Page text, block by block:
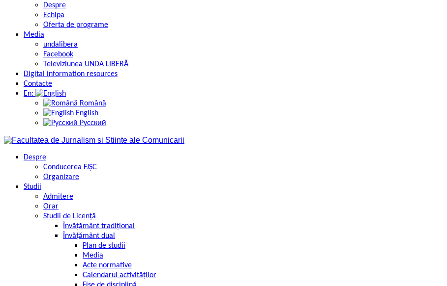
Despre
Echipa
Oferta de programe
Media
undalibera
Facebook
Televiziunea UNDA LIBERĂ
Digital information resources
Contacte
En:
Română
English
Русский
Despre
Conducerea FJȘC
Organizare
Studii
Admitere
Orar
Studii de Licență
Învățământ tradițional
Învățământ dual
Plan de studii
Media
Acte normative
Calendarul activităților